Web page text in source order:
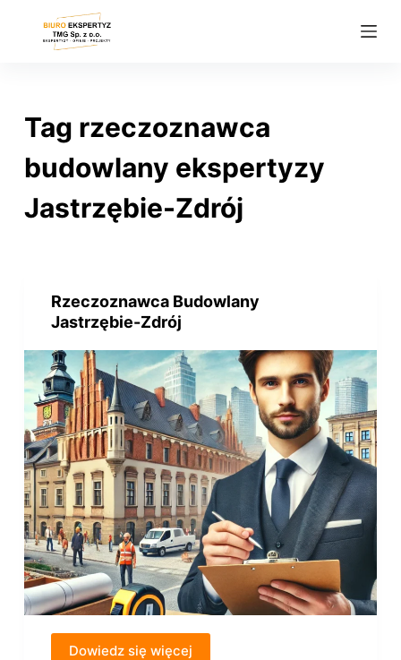
o
Tag rzeczoznawca
budowlany ekspertyzy
Jastrzębie-Zdrój
Rzeczoznawca Budowlany
Jastrzębie-Zdrój
Dowiedz się więcej